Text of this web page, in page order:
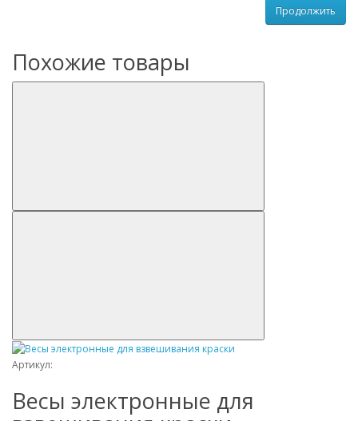
Продолжить
Похожие товары
Артикул:
Весы электронные для